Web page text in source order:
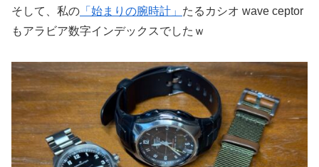
そして、私の 「始まりの腕時計」 たるカシオ wave ceptor
もアラビア数字インデックスでしたｗ